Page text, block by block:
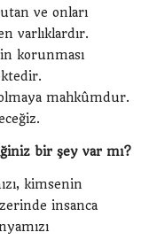
ve onları
varlıklardır.
korunması
mahkûmdur.
bir şey var mı?
kimsenin
insanca